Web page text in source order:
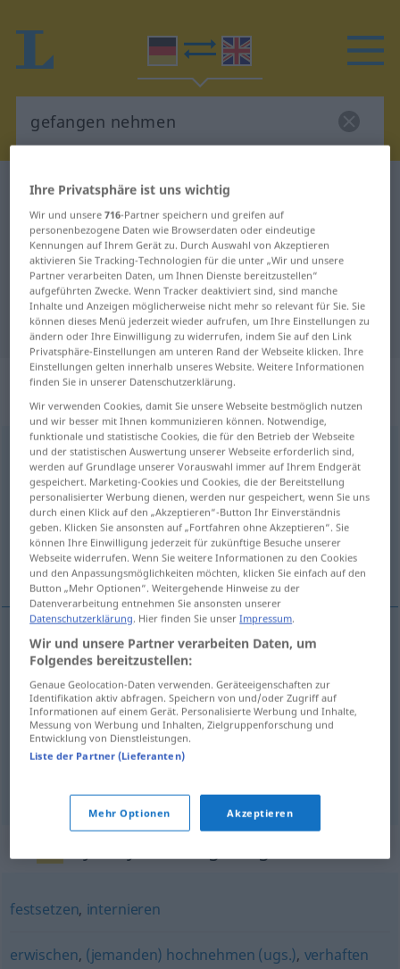
Deutsch-Englisch Wörterbuch
Deutsch-Englisch Übersetzung für
"gefangen nehmen"
"gefangen nehmen" Englisch
Übersetzung
„gefangen nehmen“
Verb
gefangen nehmenv/t
Übersicht aller Übersetzungen
(Für mehr Details die Übersetzung anklicken/antippen)
to take captive, to arrest, to take prisoner, to
captivate
takecaptive gefangen nehmen
arrest gefangen nehmen(≈ verhaften)
takeprisoner gefangen nehmen
festsetzen, internieren
erwischen, (jemanden) hochnehmen (ugs.), verhaften
Ihre Privatsphäre ist uns wichtig
Wir und unsere716-Partner speichern und greifen auf
personenbezogene Daten wie Browserdaten oder eindeutige
Kennungen auf Ihrem Gerät zu. Durch Auswahl von Akzeptieren
aktivieren Sie Tracking-Technologien für die unter „Wir und unsere
Partner verarbeiten Daten, um Ihnen Dienste bereitzustellen“
aufgeführten Zwecke. Wenn Tracker deaktiviert sind, sind manche
Inhalte und Anzeigen möglicherweise nicht mehr so relevant für Sie. Sie
können dieses Menü jederzeit wieder aufrufen, um Ihre Einstellungen zu
ändern oder Ihre Einwilligung zu widerrufen, indem Sie auf den Link
Privatsphäre-Einstellungen am unteren Rand der Webseite klicken. Ihre
Einstellungen gelten innerhalb unseres Website. Weitere Informationen
finden Sie in unserer Datenschutzerklärung.
Wir verwenden Cookies, damit Sie unsere Webseite bestmöglich nutzen
und wir besser mit Ihnen kommunizieren können. Notwendige,
funktionale und statistische Cookies, die für den Betrieb der Webseite
und der statistischen Auswertung unserer Webseite erforderlich sind,
werden auf Grundlage unserer Vorauswahl immer auf Ihrem Endgerät
gespeichert. Marketing-Cookies und Cookies, die der Bereitstellung
personalisierter Werbung dienen, werden nur gespeichert, wenn Sie uns
durch einen Klick auf den „Akzeptieren“-Button Ihr Einverständnis
geben. Klicken Sie ansonsten auf „Fortfahren ohne Akzeptieren“. Sie
können Ihre Einwilligung jederzeit für zukünftige Besuche unserer
Webseite widerrufen. Wenn Sie weitere Informationen zu den Cookies
und den Anpassungsmöglichkeiten möchten, klicken Sie einfach auf den
Button „Mehr Optionen“. Weitergehende Hinweise zu der
Datenverarbeitung entnehmen Sie ansonsten unserer
Datenschutzerklärung. Hier finden Sie unserImpressum.
Wir und unsere Partner verarbeiten Daten, um
Folgendes bereitzustellen:
Genaue Geolocation-Daten verwenden. Geräteeigenschaften zur
Identifikation aktiv abfragen. Speichern von und/oder Zugriff auf
Informationen auf einem Gerät. Personalisierte Werbung und Inhalte,
Messung von Werbung und Inhalten, Zielgruppenforschung und
Entwicklung von Dienstleistungen.
Liste der Partner (Lieferanten)
Mehr Optionen Akzeptieren